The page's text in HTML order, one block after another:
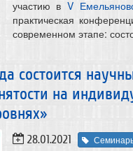
участию вV
практическая
современном этапе:
состоится
на
28.01.2021